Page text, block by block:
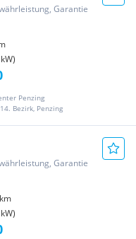
Garantie
Penzing
Bezirk, Penzing
Garantie
km